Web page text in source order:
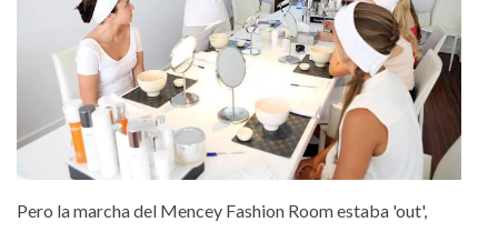
Pero la marcha del Mencey Fashion Room estaba 'out',